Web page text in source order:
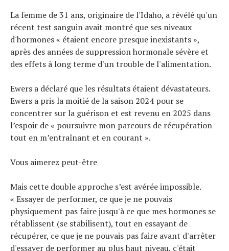
La femme de 31 ans, originaire de l'Idaho, a révélé qu'un
récent test sanguin avait montré que ses niveaux
d'hormones « étaient encore presque inexistants »,
après des années de suppression hormonale sévère et
des effets à long terme d'un trouble de l'alimentation.
Ewers a déclaré que les résultats étaient dévastateurs.
Ewers a pris la moitié de la saison 2024 pour se
concentrer sur la guérison et est revenu en 2025 dans
l’espoir de « poursuivre mon parcours de récupération
tout en m’entraînant et en courant ».
Vous aimerez peut-être
Mais cette double approche s’est avérée impossible.
« Essayer de performer, ce que je ne pouvais
physiquement pas faire jusqu'à ce que mes hormones se
rétablissent (se stabilisent), tout en essayant de
récupérer, ce que je ne pouvais pas faire avant d'arrêter
d'essayer de performer au plus haut niveau, c'était
Tendances
Tous nos articles
À propos